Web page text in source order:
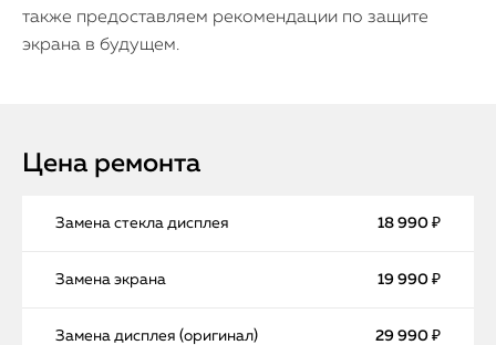
также предоставляем рекомендации по защите
экрана в будущем.
Цена ремонта
Замена стекла дисплея 18 990 ₽
Замена экрана 19 990 ₽
Замена дисплея (оригинал) 29 990 ₽